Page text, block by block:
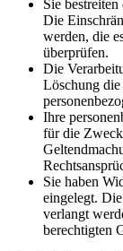
Sie
Die
werden, die
überprüfen.
Die
Löschung
Ihre
für die
Sie haben
eingelegt.
verlangt
berechtigten